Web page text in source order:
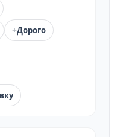
+Дорого